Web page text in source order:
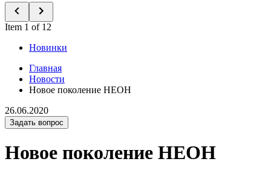
Item 1 of 12
Новинки
Главная
Новости
Новое поколение НЕОН
26.06.2020
Задать вопрос
Новое поколение НЕОН